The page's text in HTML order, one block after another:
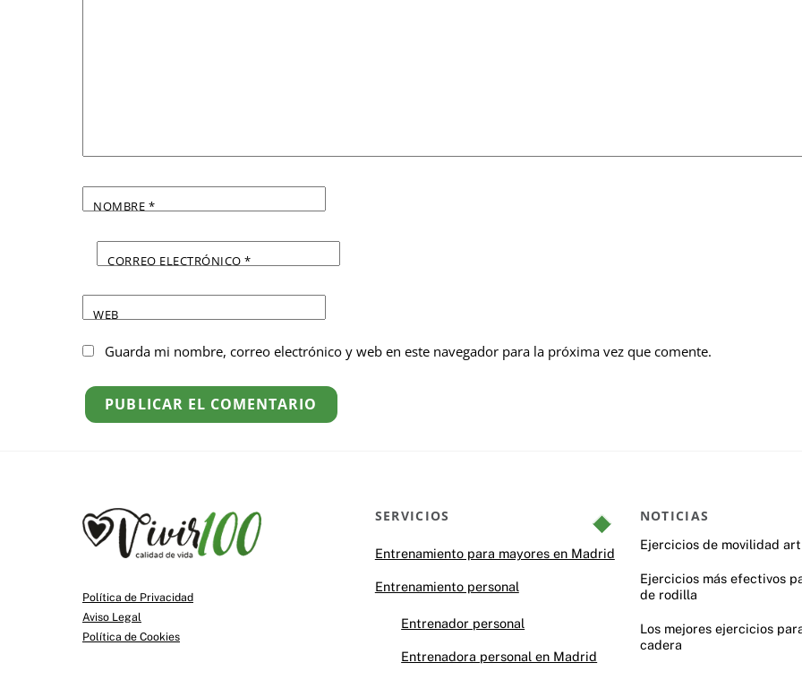
NOMBRE *
CORREO ELECTRÓNICO*
WEB
Guarda mi nombre, correo electrónico y web en este navegador para la próxima vez que comente.
Back
To
Top
Política de Privacidad
Aviso Legal
Política de Cookies
SERVICIOS
Entrenamiento para mayores en Madrid
Entrenamiento personal
Entrenador personal
Entrenadora personal en Madrid
NOTICIAS
Ejercicios de movilidad
Ejercicios más efectivos
de rodilla
Los mejores ejercicios
cadera